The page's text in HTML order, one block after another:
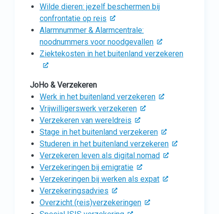
Wilde dieren: jezelf beschermen bij
confrontatie op reis
Alarmnummer & Alarmcentrale:
noodnummers voor noodgevallen
Ziektekosten in het buitenland verzekeren
JoHo & Verzekeren
Werk in het buitenland verzekeren
Vrijwilligerswerk verzekeren
Verzekeren van wereldreis
Stage in het buitenland verzekeren
Studeren in het buitenland verzekeren
Verzekeren leven als digital nomad
Verzekeringen bij emigratie
Verzekeringen bij werken als expat
Verzekeringsadvies
Overzicht (reis)verzekeringen